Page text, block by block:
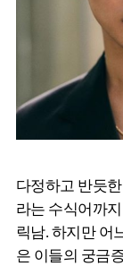
다정하고 반듯한
라는 수식어까
릭남. 하지만 어
은 이들의 궁금